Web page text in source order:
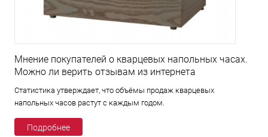
Мнение покупателей о кварцевых напольных часах.
Можно ли верить отзывам из интернета
Статистика утверждает, что объёмы продаж кварцевых
напольных часов растут с каждым годом.
Подробнее